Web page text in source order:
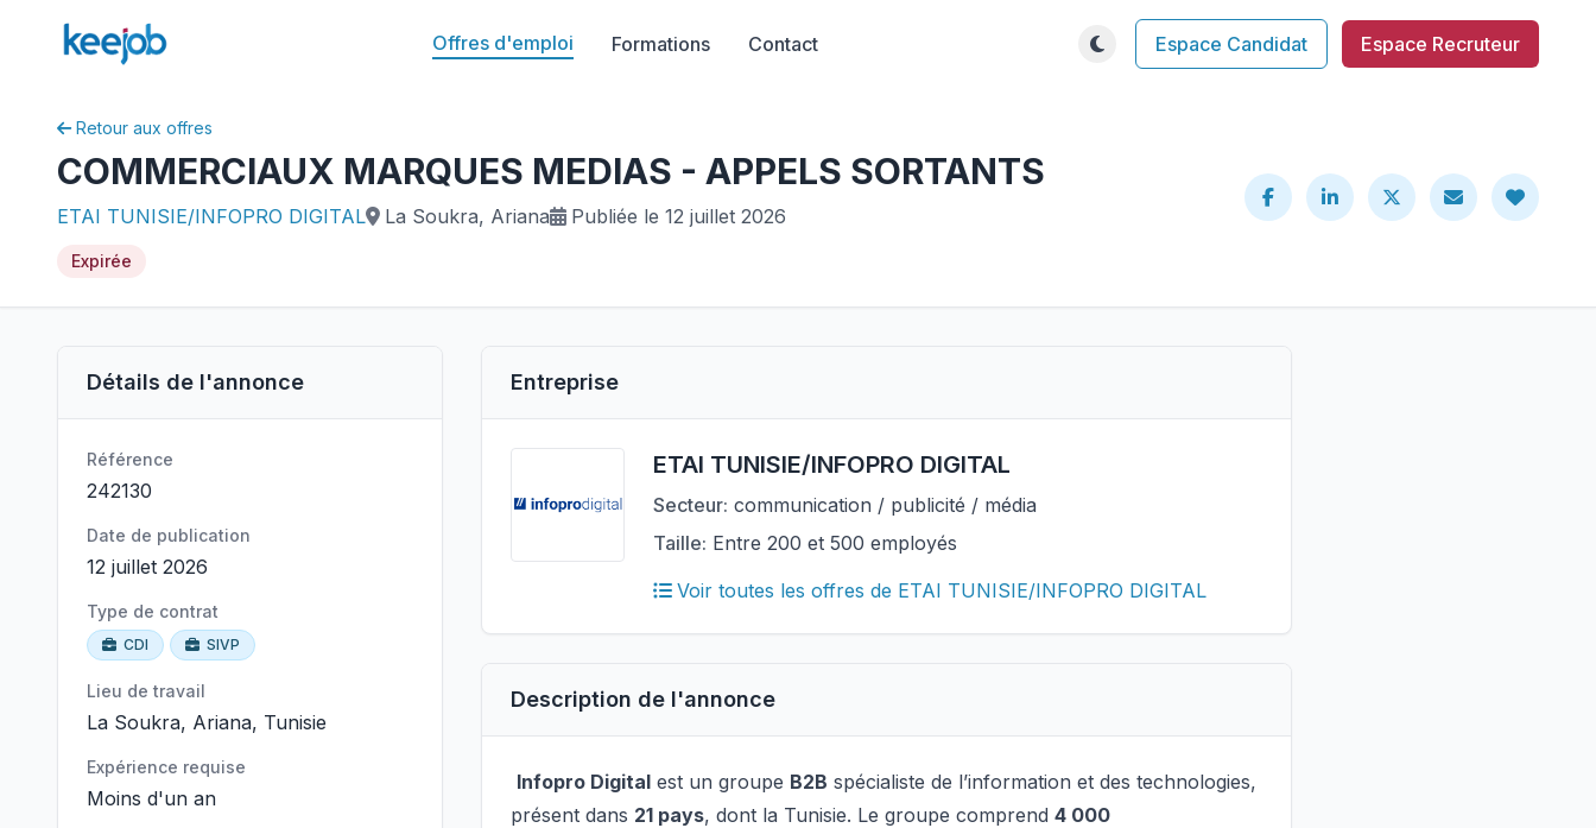
Offres d'emploi Formations Contact Espace Candidat Espace Recruteur
Retour aux offres
COMMERCIAUX MARQUES MEDIAS - APPELS SORTANTS
ETAI TUNISIE/INFOPRO DIGITAL La Soukra, Ariana Publiée le 12 juillet 2026
Expirée
Détails de l'annonce
Référence
242130
Date de publication
12 juillet 2026
Type de contrat
CDI SIVP
Lieu de travail
La Soukra, Ariana, Tunisie
Expérience requise
Moins d'un an
Entreprise
ETAI TUNISIE/INFOPRO DIGITAL
Secteur: communication / publicité / média
Taille: Entre 200 et 500 employés
Voir toutes les offres de ETAI TUNISIE/INFOPRO DIGITAL
Description de l'annonce
Infopro Digital est un groupe B2B spécialiste de l’information et des technologies,
présent dans 21 pays, dont la Tunisie. Le groupe comprend4 000